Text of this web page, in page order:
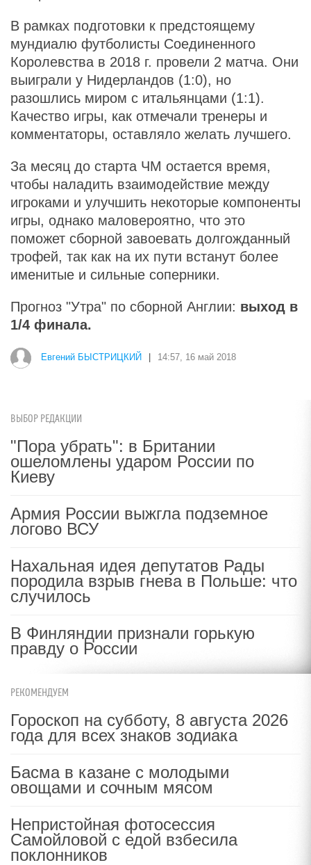
В рамках подготовки к предстоящему
мундиалю футболисты Соединенного
Королевства в 2018 г. провели 2 матча. Они
выиграли у Нидерландов (1:0), но
разошлись миром с итальянцами (1:1).
Качество игры, как отмечали тренеры и
комментаторы, оставляло желать лучшего.
За месяц до старта ЧМ остается время,
чтобы наладить взаимодействие между
игроками и улучшить некоторые компоненты
игры, однако маловероятно, что это
поможет сборной завоевать долгожданный
трофей, так как на их пути встанут более
именитые и сильные соперники.
Прогноз "Утра" по сборной Англии: выход в
1/4 финала.
Евгений БЫСТРИЦКИЙ 14:57, 16 май 2018
ВЫБОР РЕДАКЦИИ
"Пора убрать": в Британии
ошеломлены ударом России по
Киеву
Армия России выжгла подземное
логово ВСУ
Нахальная идея депутатов Рады
породила взрыв гнева в Польше: что
случилось
В Финляндии признали горькую
правду о России
РЕКОМЕНДУЕМ
Гороскоп на субботу, 8 августа 2026
года для всех знаков зодиака
Басма в казане с молодыми
овощами и сочным мясом
Непристойная фотосессия
Самойловой с едой взбесила
поклонников